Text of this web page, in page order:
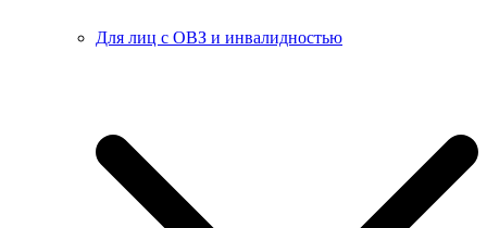
Для лиц с ОВЗ и инвалидностью